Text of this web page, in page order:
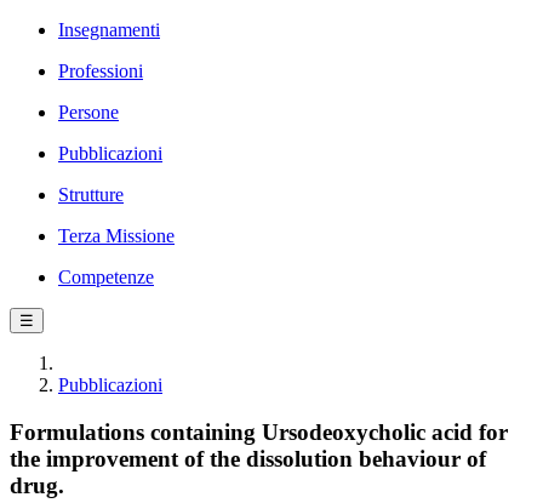
Insegnamenti
Professioni
Persone
Pubblicazioni
Strutture
Terza Missione
Competenze
☰
Pubblicazioni
Formulations containing Ursodeoxycholic acid for
the improvement of the dissolution behaviour of
drug.